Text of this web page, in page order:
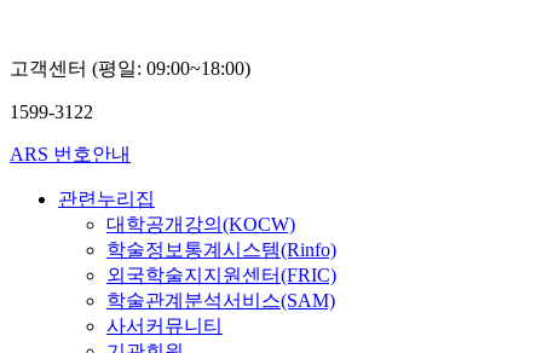
고객센터 (평일: 09:00~18:00)
1599-3122
ARS 번호안내
관련누리집
대학공개강의(KOCW)
학술정보통계시스템(Rinfo)
외국학술지지원센터(FRIC)
학술관계분석서비스(SAM)
사서커뮤니티